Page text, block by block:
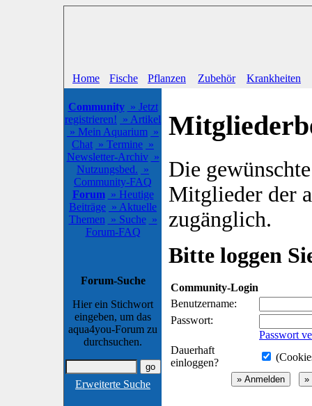
Home Fische Pflanzen Zubehör Krankheiten
Community » Jetzt
registrieren! » Artikel
» Mein Aquarium »
Chat » Termine »
Newsletter-Archiv »
Nutzungsbed. »
Community-FAQ
Forum » Heutige
Beiträge » Aktuelle
Themen » Suche »
Forum-FAQ
Forum-Suche
Hier ein Stichwort
eingeben, um das
aqua4you-Forum zu
durchsuchen.
Erweiterte Suche
Die
Mitglieder der
zugänglich.
Bitte loggen
Community-Login
Benutzername:
Passwort:
Passwort
Dauerhaft
einloggen?